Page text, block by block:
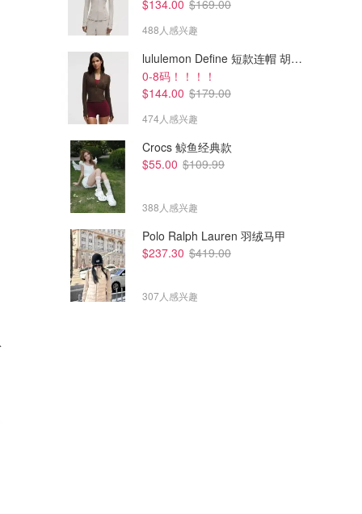
$134.00 $169.00
488人感兴趣
lululemon Define 短款连帽 胡桃棕
0-8码！！！！
$144.00 $179.00
474人感兴趣
Crocs 鲸鱼经典款
$55.00 $109.99
388人感兴趣
Polo Ralph Lauren 羽绒马甲
$237.30 $419.00
307人感兴趣